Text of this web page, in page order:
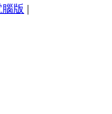
腦版 |